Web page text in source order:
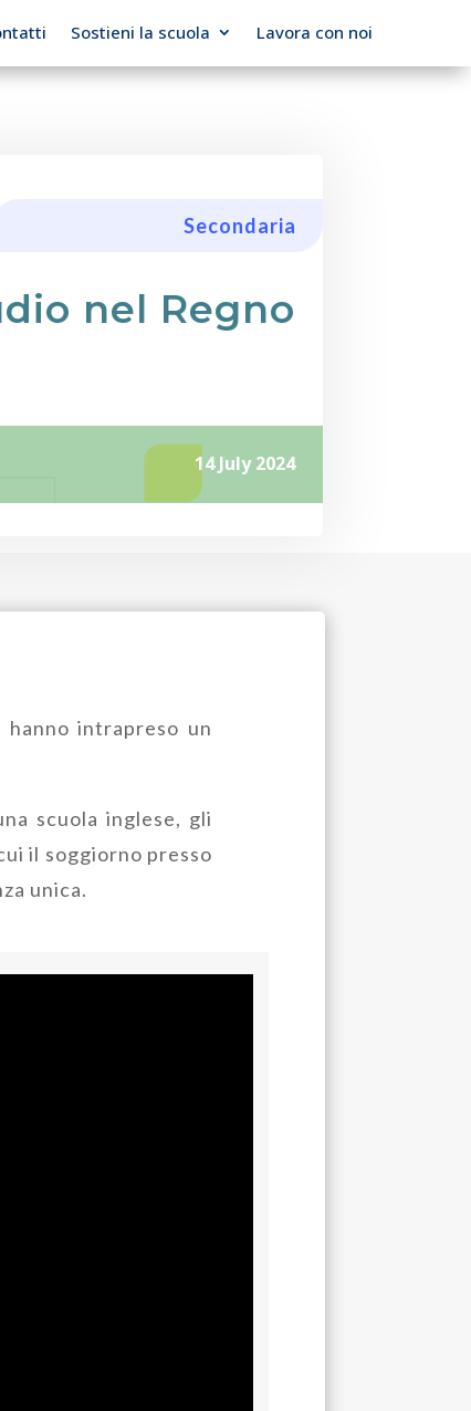
Sostieni la scuola Lavora con noi
Secondaria
nel Regno
14 July 2024
intrapreso un
scuola inglese, gli
il soggiorno presso
unica.